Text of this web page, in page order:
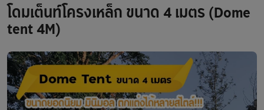
โดมเต็นท์โครงเหล็ก ขนาด 4 เมตร (Dome
tent 4M)